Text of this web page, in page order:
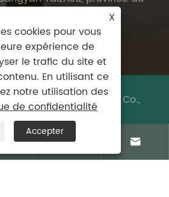
Taizhou DeDeer Plastic Co.,
RSS|XML|politique de
 
X
cookies pour vous
expérience de
le trafic du site et
En utilisant ce
notre utilisation des
de confidentialité
Accepter